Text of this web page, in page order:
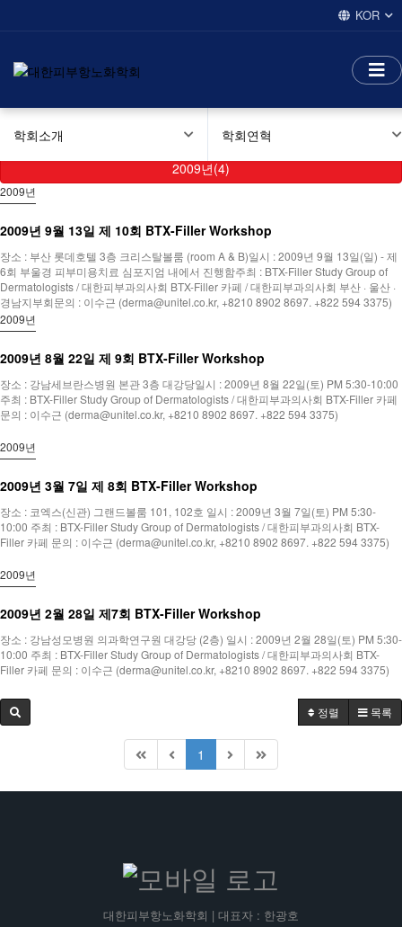
KOR
학회소개
학회연혁
2009년(4)
2009년
2009년 9월 13일 제 10회 BTX-Filler Workshop
장소 : 부산 롯데호텔 3층 크리스탈볼룸 (room A & B)일시 : 2009년 9월 13일(일) - 제
6회 부울경 피부미용치료 심포지엄 내에서 진행함주최 : BTX-Filler Study Group of
Dermatologists / 대한피부과의사회 BTX-Filler 카페 / 대한피부과의사회 부산 · 울산 ·
경남지부회문의 : 이수근 (derma@unitel.co.kr, +8210 8902 8697. +822 594 3375)
2009년
2009년 8월 22일 제 9회 BTX-Filler Workshop
장소 : 강남세브란스병원 본관 3층 대강당일시 : 2009년 8월 22일(토) PM 5:30-10:00
주최 : BTX-Filler Study Group of Dermatologists / 대한피부과의사회 BTX-Filler 카페
문의 : 이수근 (derma@unitel.co.kr, +8210 8902 8697. +822 594 3375)
2009년
2009년 3월 7일 제 8회 BTX-Filler Workshop
장소 : 코엑스(신관) 그랜드볼룸 101, 102호 일시 : 2009년 3월 7일(토) PM 5:30-
10:00 주최 : BTX-Filler Study Group of Dermatologists / 대한피부과의사회 BTX-
Filler 카페 문의 : 이수근 (derma@unitel.co.kr, +8210 8902 8697. +822 594 3375)
2009년
2009년 2월 28일 제7회 BTX-Filler Workshop
장소 : 강남성모병원 의과학연구원 대강당 (2층) 일시 : 2009년 2월 28일(토) PM 5:30-
10:00 주최 : BTX-Filler Study Group of Dermatologists / 대한피부과의사회 BTX-
Filler 카페 문의 : 이수근 (derma@unitel.co.kr, +8210 8902 8697. +822 594 3375)
정렬 목록
1
대한피부항노화학회 | 대표자 : 한광호